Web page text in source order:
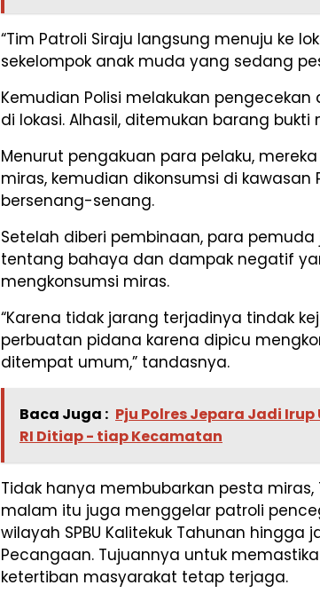
“Tim Patroli Siraju langsung menuju ke
sekelompok anak muda yang sedang
Kemudian Polisi melakukan
di lokasi. Alhasil, ditemukan barang bukti
Menurut pengakuan para pelaku,
miras, kemudian dikonsumsi di kawasan
bersenang-senang.
Setelah diberi pembinaan, para
tentang bahaya dan dampak negatif
mengkonsumsi miras.
“Karena tidak jarang terjadinya tindak
perbuatan pidana karena dipicu
ditempat umum,” tandasnya.
Baca Juga : Pju Polres Jepara Jadi
RI Ditiap - tiap Kecamatan
Tidak hanya membubarkan pesta miras,
malam itu juga menggelar patroli
wilayah SPBU Kalitekuk Tahunan hingga
Pecangaan. Tujuannya untuk
ketertiban masyarakat tetap terjaga.